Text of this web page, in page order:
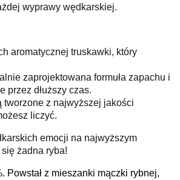
wyprawy wędkarskiej.
aromatycznej truskawki, który
zaprojektowana formuła zapachu i
przez dłuższy czas.
tworzone z najwyższej jakości
liczyć.
emocji na najwyższym
żadna ryba!
Powstał z mieszanki mączki rybnej,